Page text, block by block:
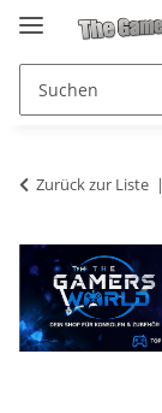
Zurück zur Liste